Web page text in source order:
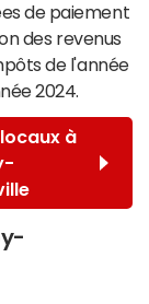
de paiement
des revenus
de l'année
2024.
à